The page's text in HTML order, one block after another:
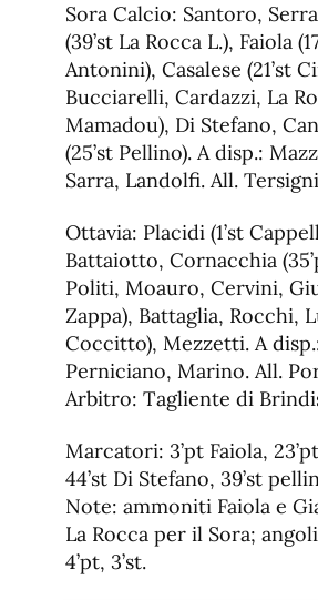
Sora Calcio: Santoro,
(39’st La Rocca L.), Faiola
Antonini), Casalese (21’st
Bucciarelli, Cardazzi, La
Mamadou), Di Stefano,
(25’st Pellino). A disp.:
Sarra, Landolfi. All.
Ottavia: Placidi (1’st
Battaiotto, Cornacchia
Politi, Moauro, Cervini,
Zappa), Battaglia, Rocchi,
Coccitto), Mezzetti. A
Perniciano, Marino. All.
Arbitro: Tagliente di
Marcatori: 3’pt Faiola,
44’st Di Stefano, 39’st
Note: ammoniti Faiola e
La Rocca per il Sora;
4’pt, 3’st.